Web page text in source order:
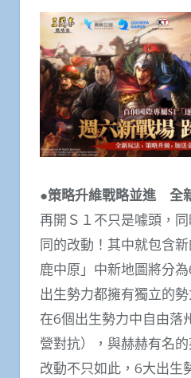
●策略升維戰略並進 全
再開Ｓ１不只是噱頭，
同的改動！其中就包含
鹿中原」中新地圖將分
出生勢力都擁有獨立的
在6個出生勢力中自由落
營對抗），與赫赫有名
改動不只如此，6大出生